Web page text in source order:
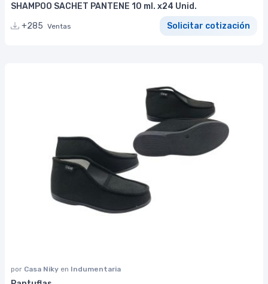
SHAMPOO SACHET PANTENE 10 ml. x24 Unid.
+285 Ventas Solicitar cotización
por Casa Niky en Indumentaria